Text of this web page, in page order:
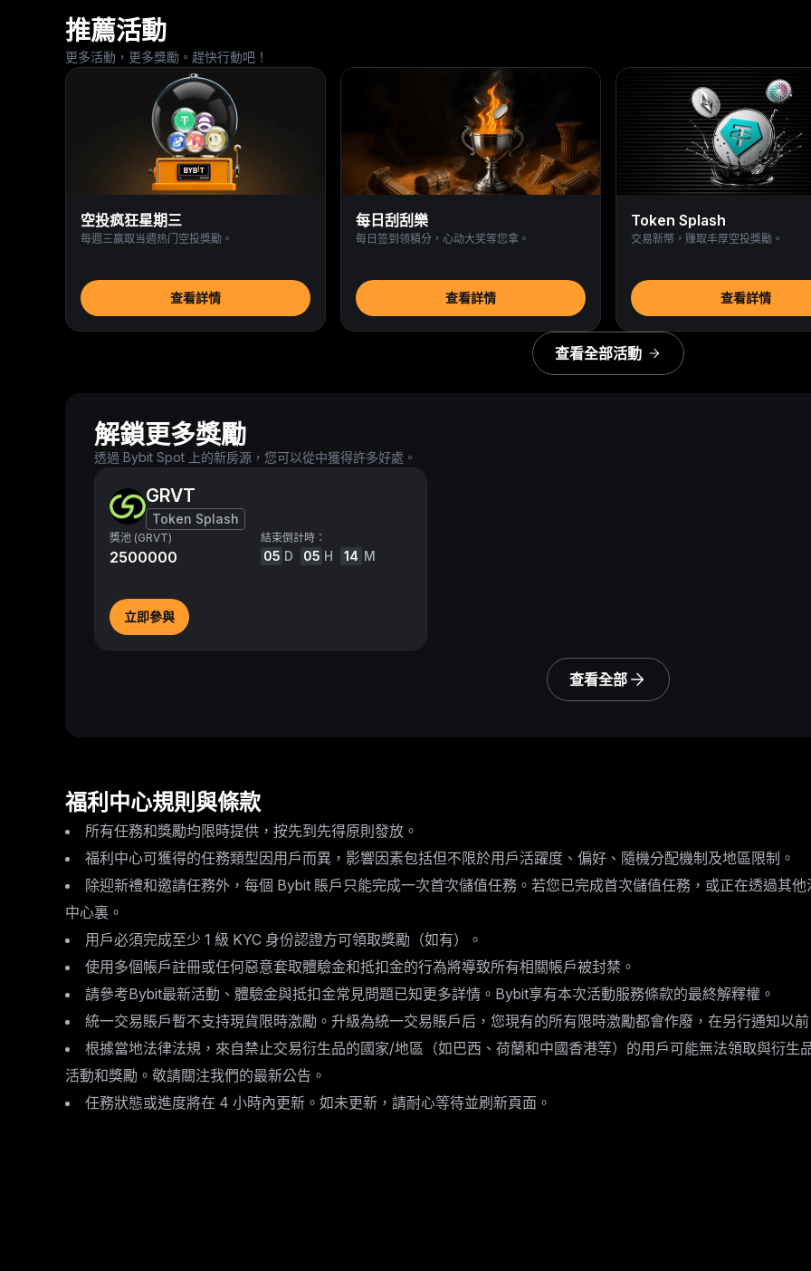
推薦活動
更多活動，更多獎勵。趕快行動吧！
空投疯狂星期三
每週三赢取当週热门空投獎勵。
查看詳情
每日刮刮樂
每日签到领積分，心动大奖等您拿。
查看詳情
Token Splash
交易新幣，赚取丰厚空投獎勵。
查看詳情
查看全部活動
解鎖更多獎勵
透過 Bybit Spot 上的新房源，您可以從中獲得許多好處。
GRVT
Token Splash
獎池 (GRVT)
2500000
結束倒計時：
05 D 05 H 14 M
立即參與
查看全部
福利中心規則與條款
所有任務和獎勵均限時提供，按先到先得原則發放。
福利中心可獲得的任務類型因用戶而異，影響因素包括但不限於用戶活躍度、偏好、隨機分配機制及地區限制。
除迎新禮和邀請任務外，每個 Bybit 賬戶只能完成一次首次儲值任務。若您已完成首次儲值任務，或正在透過其
中心裏。
用戶必須完成至少 1 級 KYC 身份認證方可領取獎勵（如有）。
使用多個帳戶註冊或任何惡意套取體驗金和抵扣金的行為將導致所有相關帳戶被封禁。
請參考Bybit最新活動、體驗金與抵扣金常見問題已知更多詳情。Bybit享有本次活動服務條款的最終解釋權。
統一交易賬戶暫不支持現貨限時激勵。升級為統一交易賬戶后，您現有的所有限時激勵都會作廢，在另行通知以
根據當地法律法規，來自禁止交易衍生品的國家/地區（如巴西、荷蘭和中國香港等）的用戶可能無法領取與衍
活動和獎勵。敬請關注我們的最新公告。
任務狀態或進度將在 4 小時內更新。如未更新，請耐心等待並刷新頁面。